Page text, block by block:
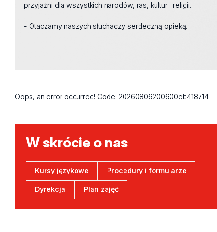
przyjaźni dla wszystkich narodów, ras, kultur i religii.
- Otaczamy naszych słuchaczy serdeczną opieką.
Oops, an error occurred! Code: 20260806200600eb418714
W skrócie o nas
Kursy językowe Procedury i formularze
Dyrekcja Plan zajęć